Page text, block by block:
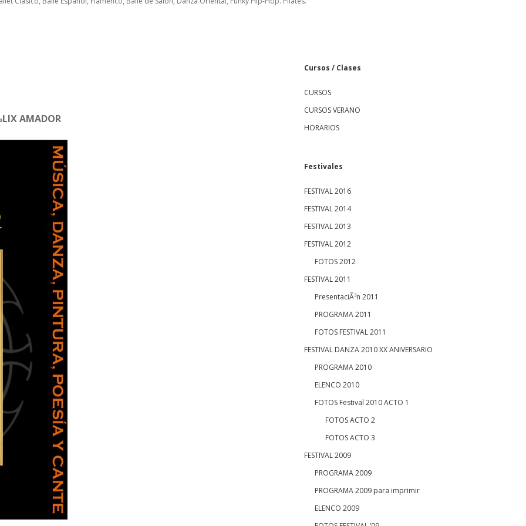
AMADOR
S
i
d
e
b
a
r
Cursos / Clases
CURSOS
CURSOS VERANO
HORARIOS
Festivales
FESTIVAL 2016
FESTIVAL 2014
FESTIVAL 2013
FESTIVAL 2012
FOTOS 2012
FESTIVAL 2011
PresentaciÃ³n 2011
PROGRAMA 2011
FOTOS FESTIVAL 2011
FESTIVAL DANZA 2010 XX ANIVERSARIO
PROGRAMA 2010
ELENCO 2010
FOTOS Festival 2010 ACTO 1
FOTOS ACTO 2
FOTOS ACTO 3
FESTIVAL 2009
PROGRAMA 2009
PROGRAMA 2009 para imprimir
ELENCO 2009